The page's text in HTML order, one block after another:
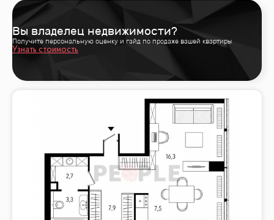
Вы владелец недвижимости?
Получите персональную оценку и гайд по продаже вашей квартиры
Узнать стоимость